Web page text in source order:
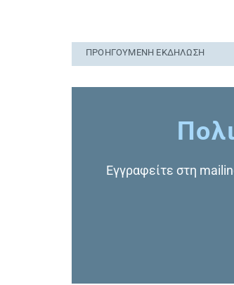
ΠΡΟΗΓΟΎΜΕΝΗ ΕΚΔΉΛΩΣΗ
Εγγραφείτε στη